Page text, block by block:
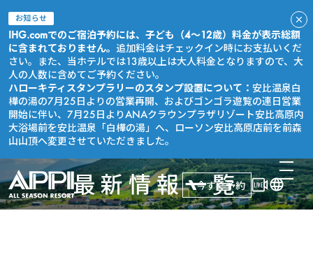
お知らせ
IHG.comでのご宿泊予約には、子ども（4～12歳）料金が表示総額
に含まれておりません。 追加料金はチェックイン時にお支払いくだ
さい。また、当ホテルでは13歳以上は大人料金となりますので、大
人の人数に含めてご予約ください。
ハローキティスタンプラリーのスタンプ設置について： 安比温泉白
樺の湯の7月25日よりの営業再開、およびゴンゴラ遊覧の連日営業
開始に伴い、7月25日よりANAクラウンプラザリゾート安比高原内
大浴場前を安比温泉「白樺の湯」へ、ローソン安比高原店前を前森
山山頂へ変更させていただきました。
今すぐ予約
最新情報一覧